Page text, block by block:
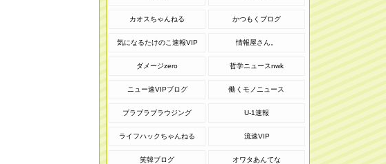
カオスちゃんねる かつもくブログ
気になるたけのこ速報VIP 情報屋さん。
ダメージzero 哲学ニュースnwk
ニュー速VIPブログ 働くモノニュース
ブラブラブラウジング U-1速報
ライフハックちゃんねる 流速VIP
笑韓ブログ オワタあんてな